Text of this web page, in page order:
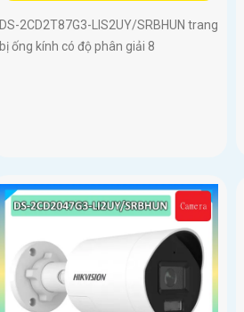
DS-2CD2T87G3-LIS2UY/SRBHUN trang
bị ống kính có độ phân giải 8